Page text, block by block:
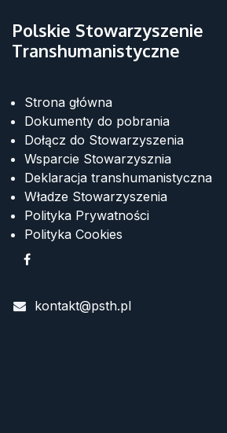
Polskie Stowarzyszenie
Transhumanistyczne
Strona główna
Dokumenty do pobrania
Dołącz do Stowarzyszenia
Wsparcie Stowarzysznia
Deklaracja transhumanistyczna
Władze Stowarzyszenia
Polityka Prywatności
Polityka Cookies
kontakt@psth.pl